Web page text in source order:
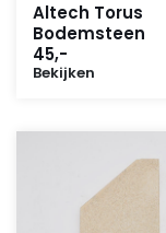
Altech Torus
Bodemsteen
45,-
Bekijken